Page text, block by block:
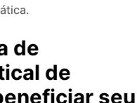
de
de
seu